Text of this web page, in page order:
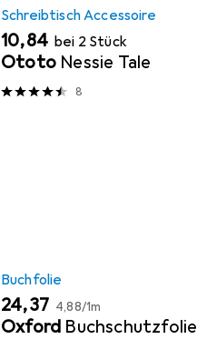
Schreibtisch Accessoire
EUR
10,84 bei 2 Stück
Ototo Nessie Tale
8
Buchfolie
EUR
24,37 EUR
4,88/1m
Oxford Buchschutzfolie